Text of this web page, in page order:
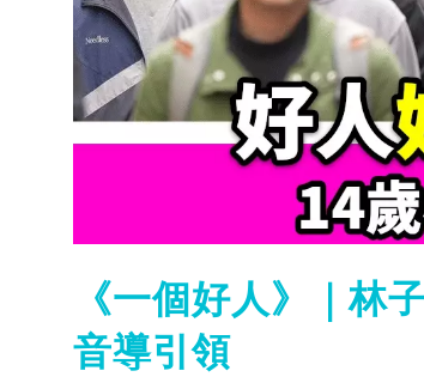
《一個好人》｜林
音導引領